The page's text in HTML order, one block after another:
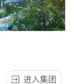
进入集团